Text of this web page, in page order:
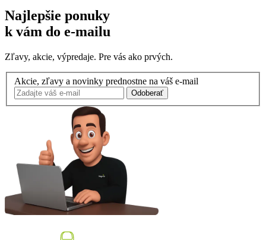
Najlepšie ponuky
k vám do e-mailu
Zľavy, akcie, výpredaje. Pre vás ako prvých.
Akcie, zľavy a novinky prednostne na váš e-mail
Odoberať